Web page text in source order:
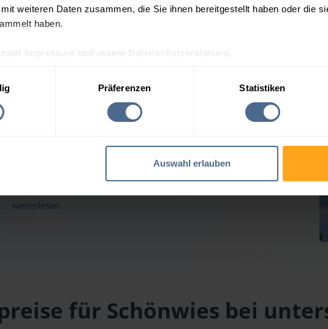
weiteren Daten zusammen, die Sie ihnen bereitgestellt haben oder die
haben.
Impressum und unsere Datenschutzerklärung
Präferenzen Statistiken
Auswahl erlauben
sich - Heizölpreise geben weiter nach
den starken Verlusten der Vortage erholt. Rohöl tendierte seitwärts,
Trotzdem geben die Heizöl-Notierungen für Schönwies
... weiterlesen
für Schönwies bei